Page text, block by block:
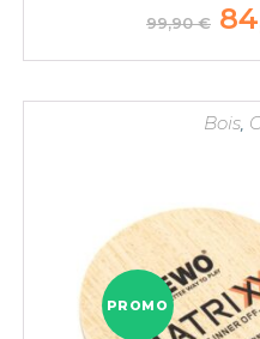
99,90€ Le
prix
était
Bois,
PROMO